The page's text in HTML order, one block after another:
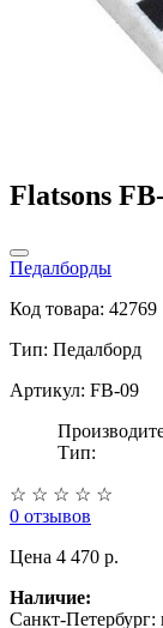
Flatsons
Педалборды
Код товара: 42769
Тип: Педалборд
Артикул: FB-09
Тип:
☆ ☆ ☆ ☆ ☆
0 отзывов
Цена 4 470 p.
Наличие:
Санкт-Петербург: